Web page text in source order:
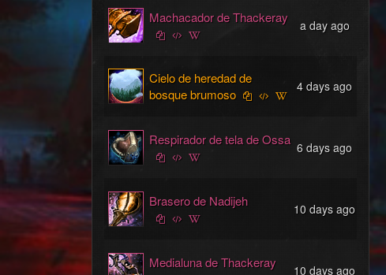
Machacador de Thackeray a day ago
Cielo de heredad de
bosque brumoso
4 days ago
Respirador de tela de Ossa 6 days ago
Brasero de Nadijeh 10 days ago
Medialuna de Thackeray 10 days ago